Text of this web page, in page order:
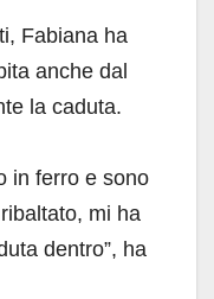
Fabiana ha
anche dal
la caduta.
in ferro e sono
mi ha
dentro”, ha